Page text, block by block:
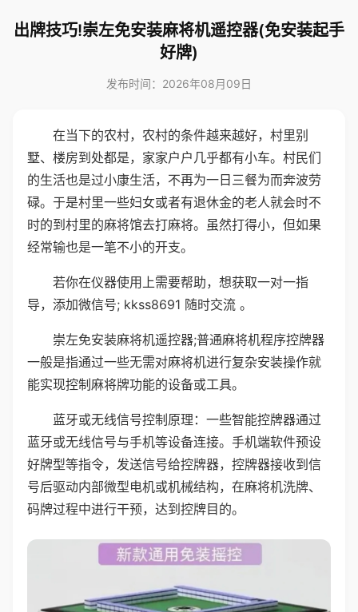
出牌技巧!崇左免安装麻将机遥控器(免安装起手
好牌)
发布时间：2026年08月09日
在当下的农村，农村的条件越来越好，村里别
墅、楼房到处都是，家家户户几乎都有小车。村民们
的生活也是过小康生活，不再为一日三餐为而奔波劳
碌。于是村里一些妇女或者有退休金的老人就会时不
时的到村里的麻将馆去打麻将。虽然打得小，但如果
经常输也是一笔不小的开支。
若你在仪器使用上需要帮助，想获取一对一指
导，添加微信号; kkss8691 随时交流 。
崇左免安装麻将机遥控器;普通麻将机程序控牌器
一般是指通过一些无需对麻将机进行复杂安装操作就
能实现控制麻将牌功能的设备或工具。
蓝牙或无线信号控制原理：一些智能控牌器通过
蓝牙或无线信号与手机等设备连接。手机端软件预设
好牌型等指令，发送信号给控牌器，控牌器接收到信
号后驱动内部微型电机或机械结构，在麻将机洗牌、
码牌过程中进行干预，达到控牌目的。